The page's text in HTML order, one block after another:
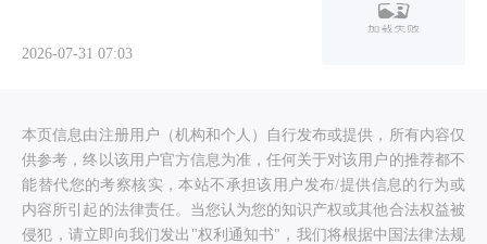
2026-07-31 07:03
本页信息由注册用户（机构和个人）自行发布或提供，所有内容仅
供参考，终以该用户官方信息为准，任何关于对该用户的推荐都不
能替代您的考察核实，本站不承担该用户发布/提供信息的行为或
内容所引起的法律责任。当您认为您的知识产权或其他合法权益被
侵犯，请立即向我们发出"权利通知书"，我们将根据中国法律法规